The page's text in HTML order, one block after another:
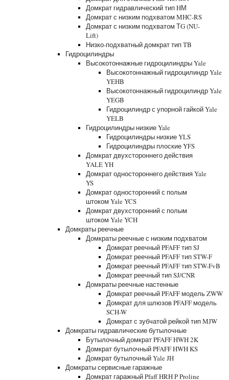
Домкрат гидравлический тип HМ
Домкрат с низким подхватом MHC-RS
Домкрат с низким подхватом ТG (NU-
Lift)
Низко-подхватный домкрат тип TB
Гидроцилиндры
Высокотоннажные гидроцилиндры Yale
Высокотоннажный гидроцилиндр Yale
YEHB
Высокотоннажный гидроцилиндр Yale
YEGB
Гидроцилиндр с упорной гайкой Yale
YELB
Гидроцилиндры низкие Yale
Гидроцилиндры низкие YLS
Гидроцилиндры плоские YFS
Домкрат двухстороннего действия
YALE YH
Домкрат одностороннего действия Yale
YS
Домкрат односторонний с полым
штоком Yale YCS
Домкрат двухсторонний с полым
штоком Yale YCH
Домкраты реечные
Домкраты реечные с низким подхватом
Домкрат реечный PFAFF тип SJ
Домкрат реечный PFAFF тип STW-F
Домкрат реечный PFAFF тип STW-FvB
Домкрат реечный тип SJ/CNR
Домкраты реечные настенные
Домкрат реечный PFAFF модель ZWW
Домкрат для шлюзов PFAFF модель
SCH-W
Домкрат с зубчатой рейкой тип MJW
Домкраты гидравлические бутылочные
Бутылочный домкрат PFAFF HWH 2K
Домкрат бутылочный PFAFF HWH KS
Домкрат бутылочный Yale JH
Домкраты сервисные гаражные
Домкрат гаражный Pfaff HRH P Proline